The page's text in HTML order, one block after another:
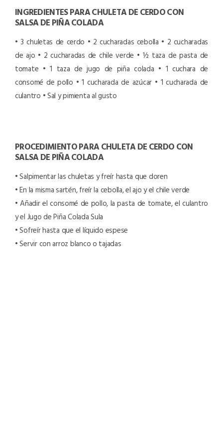
INGREDIENTES PARA CHULETA DE CERDO CON
SALSA DE PIÑA COLADA
• 3 chuletas de cerdo • 2 cucharadas cebolla • 2 cucharadas
de ajo • 2 cucharadas de chile verde • ½ taza de pasta de
tomate • 1 taza de jugo de piña colada • 1 cuchara de
consomé de pollo • 1 cucharada de azúcar • 1 cucharada de
culantro • Sal y pimienta al gusto
PROCEDIMIENTO PARA CHULETA DE CERDO CON
SALSA DE PIÑA COLADA
• Salpimentar las chuletas y freír hasta que doren
• En la misma sartén, freír la cebolla, el ajo y el chile verde
• Añadir el consomé de pollo, la pasta de tomate, el culantro
y el Jugo de Piña Colada Sula
• Sofreír hasta que el líquido espese
• Servir con arroz blanco o tajadas